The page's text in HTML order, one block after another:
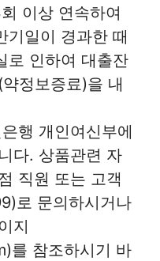
이상 연속하여
기일이 경과한 때
로 인하여 대출잔
정보증료)을 내
행 개인여신부에
다. 상품관련 자
직원 또는 고객
로 문의하시거나
지
를 참조하시기 바